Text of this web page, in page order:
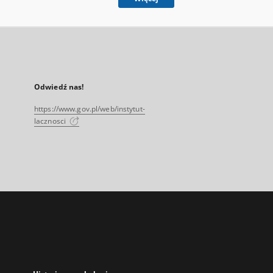
Odwiedź nas!
https://www.gov.pl/web/instytut-
lacznosci